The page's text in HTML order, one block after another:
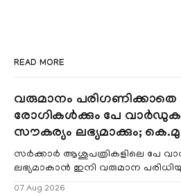
READ MORE
വരുമാനം പരിഗണിക്കാതെ
രോഗികൾക്കും പേ
സൗകര്യം ലഭ്യമാക്കും;
സർക്കാർ ആശുപത്രികളിലെ പേ
ലഭ്യമാകാൻ ഇനി വരുമാന
07 Aug 2026